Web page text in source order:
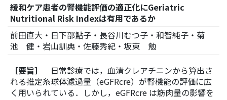
緩和ケア患者の腎機能評価の適正化にGeriatric
Nutritional Risk Indexは有用であるか
前田直大・日下部鮎子・長谷川むつ子・和智純子・菊
池 健・岩山訓典・佐藤秀紀・坂東 勉
［要旨］
日常診療では，血清クレアチニンから算出さ
れる推定糸球体濾過量（eGFRcre）が腎機能の評価に広
く用いられている．しかし，eGFRcre は筋肉量の影響を